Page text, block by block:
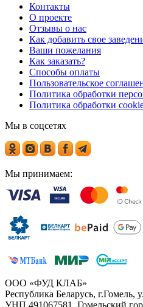
Контакты
О проекте
Отзывы о нас
Как добавить свое
Ваши пожелания
Как заказать?
Способы оплаты
Пользовательское
Политика обработки
Политика обработки
Мы в соцсетях
Мы принимаем:
ООО «ФУД КЛАБ»
Республика Беларусь, г.Гомель,
УНП 491067581, Гомельский